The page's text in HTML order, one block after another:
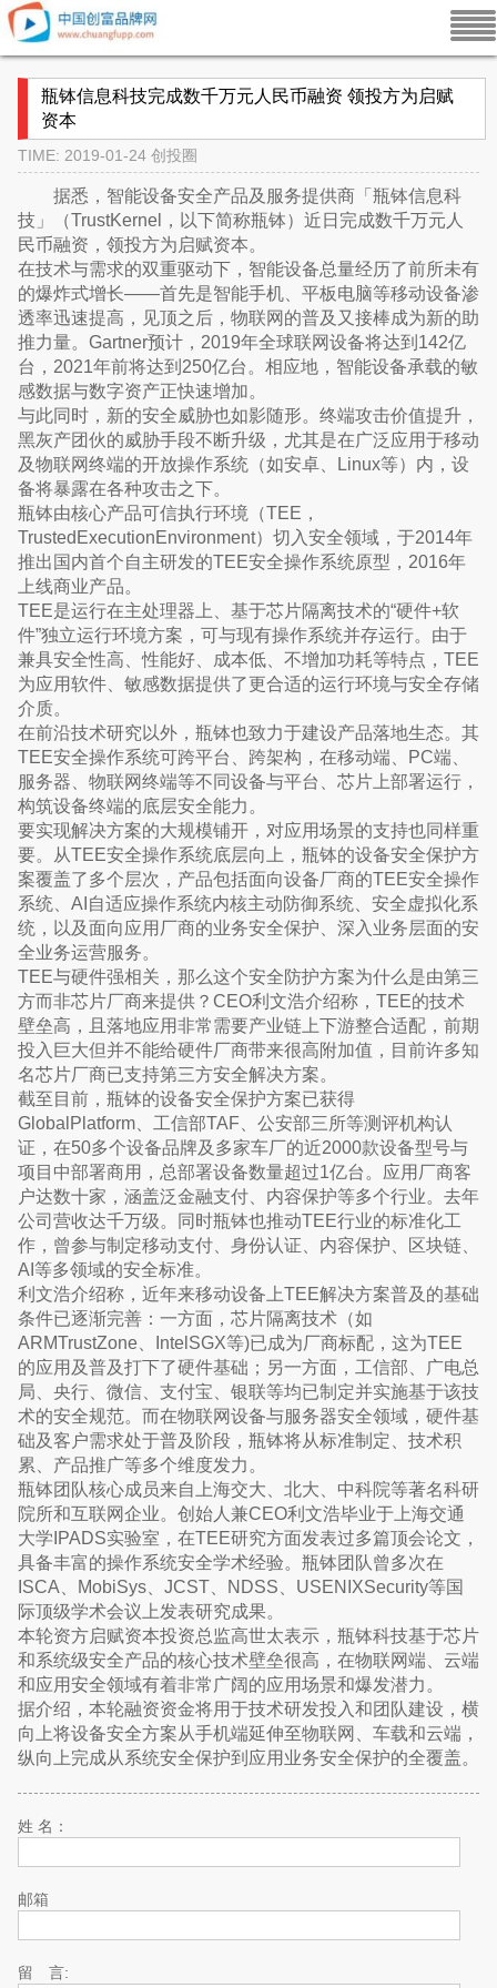
瓶钵信息科技完成数千万元人民币融资 领投方为启赋
资本
TIME: 2019-01-24 创投圈
据悉，智能设备安全产品及服务提供商「瓶钵信息科
技」（TrustKernel，以下简称瓶钵）近日完成数千万元人
民币融资，领投方为启赋资本。
在技术与需求的双重驱动下，智能设备总量经历了前所未有
的爆炸式增长——首先是智能手机、平板电脑等移动设备渗
透率迅速提高，见顶之后，物联网的普及又接棒成为新的助
推力量。Gartner预计，2019年全球联网设备将达到142亿
台，2021年前将达到250亿台。相应地，智能设备承载的敏
感数据与数字资产正快速增加。
与此同时，新的安全威胁也如影随形。终端攻击价值提升，
黑灰产团伙的威胁手段不断升级，尤其是在广泛应用于移动
及物联网终端的开放操作系统（如安卓、Linux等）内，设
备将暴露在各种攻击之下。
瓶钵由核心产品可信执行环境（TEE，
TrustedExecutionEnvironment）切入安全领域，于2014年
推出国内首个自主研发的TEE安全操作系统原型，2016年
上线商业产品。
TEE是运行在主处理器上、基于芯片隔离技术的“硬件+软
件”独立运行环境方案，可与现有操作系统并存运行。由于
兼具安全性高、性能好、成本低、不增加功耗等特点，TEE
为应用软件、敏感数据提供了更合适的运行环境与安全存储
介质。
在前沿技术研究以外，瓶钵也致力于建设产品落地生态。其
TEE安全操作系统可跨平台、跨架构，在移动端、PC端、
服务器、物联网终端等不同设备与平台、芯片上部署运行，
构筑设备终端的底层安全能力。
要实现解决方案的大规模铺开，对应用场景的支持也同样重
要。从TEE安全操作系统底层向上，瓶钵的设备安全保护方
案覆盖了多个层次，产品包括面向设备厂商的TEE安全操作
系统、AI自适应操作系统内核主动防御系统、安全虚拟化系
统，以及面向应用厂商的业务安全保护、深入业务层面的安
全业务运营服务。
TEE与硬件强相关，那么这个安全防护方案为什么是由第三
方而非芯片厂商来提供？CEO利文浩介绍称，TEE的技术
壁垒高，且落地应用非常需要产业链上下游整合适配，前期
投入巨大但并不能给硬件厂商带来很高附加值，目前许多知
名芯片厂商已支持第三方安全解决方案。
截至目前，瓶钵的设备安全保护方案已获得
GlobalPlatform、工信部TAF、公安部三所等测评机构认
证，在50多个设备品牌及多家车厂的近2000款设备型号与
项目中部署商用，总部署设备数量超过1亿台。应用厂商客
户达数十家，涵盖泛金融支付、内容保护等多个行业。去年
公司营收达千万级。同时瓶钵也推动TEE行业的标准化工
作，曾参与制定移动支付、身份认证、内容保护、区块链、
AI等多领域的安全标准。
利文浩介绍称，近年来移动设备上TEE解决方案普及的基础
条件已逐渐完善：一方面，芯片隔离技术（如
ARMTrustZone、IntelSGX等)已成为厂商标配，这为TEE
的应用及普及打下了硬件基础；另一方面，工信部、广电总
局、央行、微信、支付宝、银联等均已制定并实施基于该技
术的安全规范。而在物联网设备与服务器安全领域，硬件基
础及客户需求处于普及阶段，瓶钵将从标准制定、技术积
累、产品推广等多个维度发力。
瓶钵团队核心成员来自上海交大、北大、中科院等著名科研
院所和互联网企业。创始人兼CEO利文浩毕业于上海交通
大学IPADS实验室，在TEE研究方面发表过多篇顶会论文，
具备丰富的操作系统安全学术经验。瓶钵团队曾多次在
ISCA、MobiSys、JCST、NDSS、USENIXSecurity等国
际顶级学术会议上发表研究成果。
本轮资方启赋资本投资总监高世太表示，瓶钵科技基于芯片
和系统级安全产品的核心技术壁垒很高，在物联网端、云端
和应用安全领域有着非常广阔的应用场景和爆发潜力。
据介绍，本轮融资资金将用于技术研发投入和团队建设，横
向上将设备安全方案从手机端延伸至物联网、车载和云端，
纵向上完成从系统安全保护到应用业务安全保护的全覆盖。
姓 名：
邮箱
留 言: